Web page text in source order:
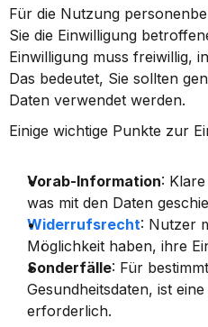
Für die Nutzung
Sie die Einwilligung
Einwilligung muss freiwillig,
Das bedeutet, Sie sollten
Daten verwendet werden.
Einige wichtige Punkte zur
Vorab-Information:
was mit den Daten
Widerrufsrecht: Nutzer
Möglichkeit haben, ihre
Sonderfälle: Für
Gesundheitsdaten, ist
erforderlich.